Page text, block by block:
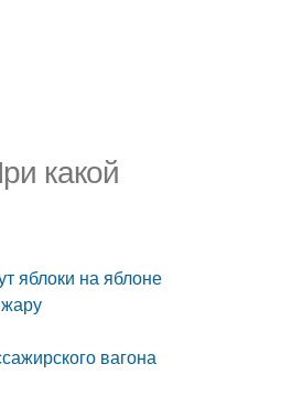
какой
яблоки на яблоне
вагона